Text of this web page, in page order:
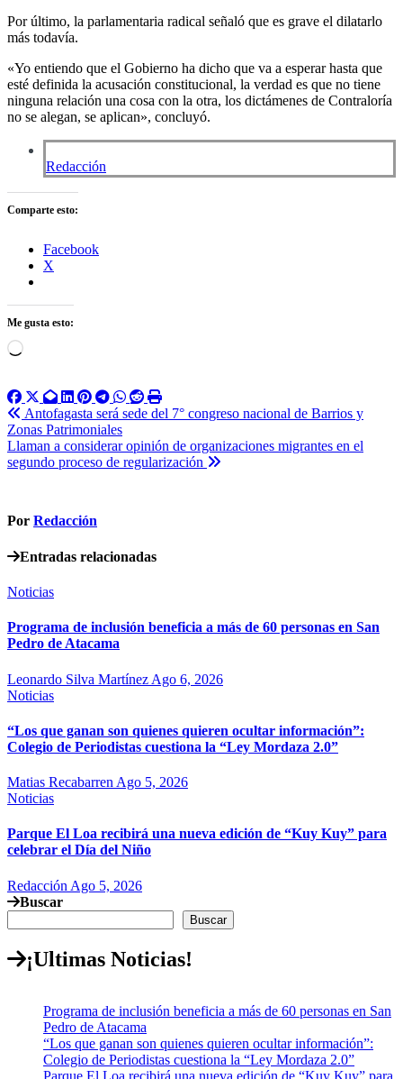
Por último, la parlamentaria radical señaló que es grave el dilatarlo
más todavía.
«Yo entiendo que el Gobierno ha dicho que va a esperar hasta que
esté definida la acusación constitucional, la verdad es que no tiene
ninguna relación una cosa con la otra, los dictámenes de Contraloría
no se alegan, se aplican», concluyó.
Redacción
Comparte esto:
Facebook
X
Me gusta esto:
Cargando...
Navegación
de
entradas
Antofagasta será sede del 7° congreso nacional de Barrios y
Zonas Patrimoniales
Llaman a considerar opinión de organizaciones migrantes en el
segundo proceso de regularización
Por Redacción
Entradas relacionadas
Noticias
Programa de inclusión beneficia a más de 60 personas en San
Pedro de Atacama
Leonardo Silva Martínez Ago 6, 2026
Noticias
“Los que ganan son quienes quieren ocultar información”:
Colegio de Periodistas cuestiona la “Ley Mordaza 2.0”
Matias Recabarren Ago 5, 2026
Noticias
Parque El Loa recibirá una nueva edición de “Kuy Kuy” para
celebrar el Día del Niño
Redacción Ago 5, 2026
Buscar
Buscar
¡Ultimas Noticias!
Programa de inclusión beneficia a más de 60 personas en San
Pedro de Atacama
“Los que ganan son quienes quieren ocultar información”:
Colegio de Periodistas cuestiona la “Ley Mordaza 2.0”